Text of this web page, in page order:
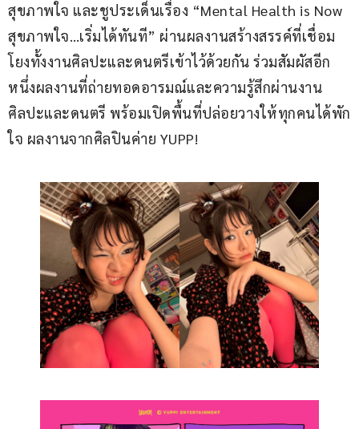
สุขภาพใจ และชูประเด็นเรื่อง “Mental Health is Now
สุขภาพใจ…เริ่มได้ทันที” ผ่านผลงานสร้างสรรค์ที่เชื่อม
โยงทั้งงานศิลปะและดนตรีเข้าไว้ด้วยกัน ร่วมสัมผัสอีก
หนึ่งผลงานที่ถ่ายทอดอารมณ์และความรู้สึกผ่านงาน
ศิลปะและดนตรี พร้อมเปิดพื้นที่ปล่อยวางให้ทุกคนได้พัก
ใจ ผลงานจากศิลปินค่าย YUPP!